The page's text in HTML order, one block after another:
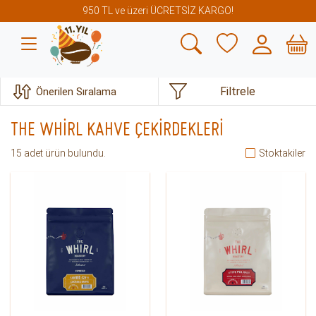
950 TL ve üzeri ÜCRETSİZ KARGO!
Filtrele
THE WHİRL KAHVE ÇEKİRDEKLERİ
15 adet ürün bulundu. Stoktakiler